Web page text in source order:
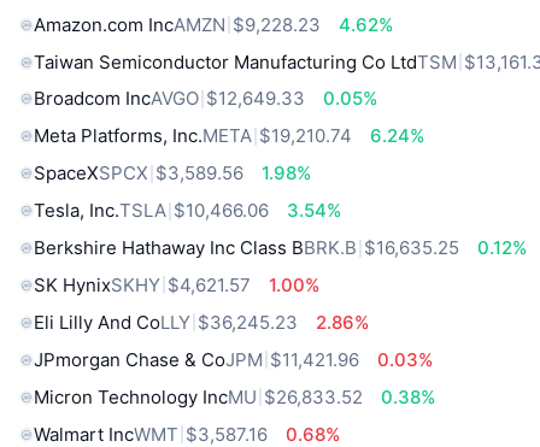
Amazon.com IncAMZN $9,228.23
4.62%
Taiwan Semiconductor Manufacturing Co LtdTSM
Broadcom IncAVGO $12,649.33
0.05%
Meta Platforms, Inc.META $19,210.74
6.24%
SpaceXSPCX $3,589.56
1.98%
Tesla, Inc.TSLA $10,466.06
3.54%
Berkshire Hathaway Inc Class BBRK.B $16,635.25
0.12%
SK HynixSKHY $4,621.57
1.00%
Eli Lilly And CoLLY $36,245.23
2.86%
JPmorgan Chase & CoJPM $11,421.96
0.03%
Micron Technology IncMU $26,833.52
0.38%
Walmart IncWMT $3,587.16 0.68%